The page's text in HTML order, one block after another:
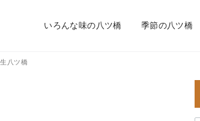
いろんな味の八ツ橋 季節の八ツ橋
八ツ橋